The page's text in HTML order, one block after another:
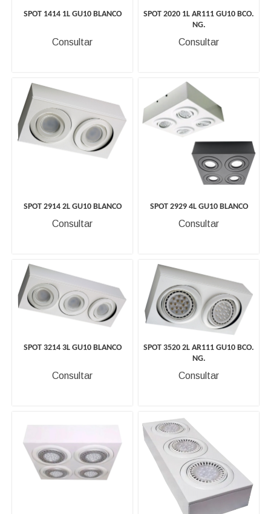
SPOT 1414 1L GU10 BLANCO
Consultar
SPOT 2020 1L AR111 GU10 BCO.
NG.
Consultar
SPOT 2914 2L GU10 BLANCO
Consultar
SPOT 2929 4L GU10 BLANCO
Consultar
SPOT 3214 3L GU10 BLANCO
Consultar
SPOT 3520 2L AR111 GU10 BCO.
NG.
Consultar